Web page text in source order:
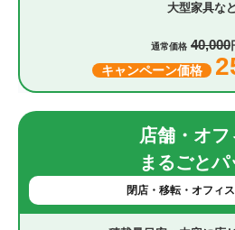
大型家具な
通常価格 40,000
キャンペーン価格
店舗・オフ
まるごとパ
閉店・移転・オフィ